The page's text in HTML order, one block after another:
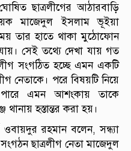
ছাত্রলীগের আঠারবাড়ি
মাজেদুল ইসলাম ভূইয়া
তার হাতে থাকা মুঠোফোন
সেই তথ্যে দেখা যায় গত
সংগঠিত হচ্ছে এমন একটি
নেতাকে। পরে বিষয়টি নিয়ে
পারে এমন আশংকায় তাকে
থানায় হস্তান্তর করা হয়।
ওবায়দুর রহমান বলেন, সন্ধ্যা
সংগঠন ছাত্রলীগ নেতা মাজেদুল